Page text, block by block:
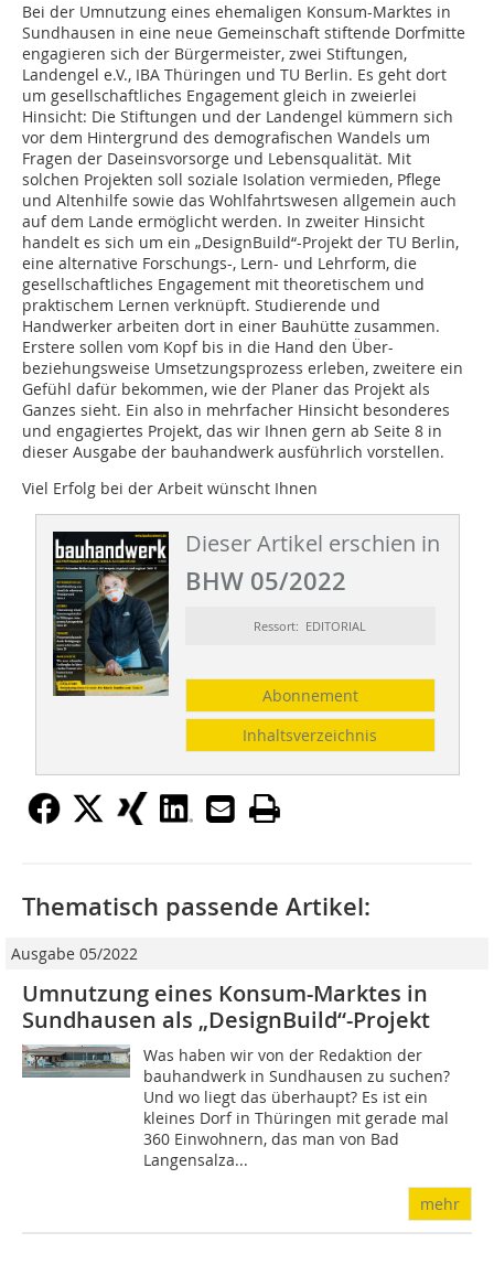
Bei der Umnutzung eines ehemaligen Konsum-Marktes in
Sundhausen in eine neue Gemeinschaft stiftende Dorfmitte
engagieren sich der Bürgermeister, zwei Stiftungen,
Landengel e.V., IBA Thüringen und TU Berlin. Es geht dort
um gesellschaftliches Engagement gleich in zweierlei
Hinsicht: Die Stiftungen und der Landengel kümmern sich
vor dem Hintergrund des demografischen Wandels um
Fragen der Daseinsvorsorge und Lebensqualität. Mit
solchen Projekten soll soziale Isolation vermieden, Pflege
und Altenhilfe sowie das Wohlfahrtswesen allgemein auch
auf dem Lande ermöglicht werden. In zweiter Hinsicht
handelt es sich um ein „DesignBuild“-Projekt der TU Berlin,
eine alternative Forschungs-, Lern- und Lehrform, die
gesellschaftliches Engagement mit theoretischem und
praktischem Lernen verknüpft. Studierende und
Handwerker arbeiten dort in einer Bauhütte zusammen.
Erstere sollen vom Kopf bis in die Hand den Über-
beziehungsweise Umsetzungsprozess erleben, zweitere ein
Gefühl dafür bekommen, wie der Planer das Projekt als
Ganzes sieht. Ein also in mehrfacher Hinsicht besonderes
und engagiertes Projekt, das wir Ihnen gern ab Seite 8 in
dieser Ausgabe der bauhandwerk ausführlich vorstellen.
Viel Erfolg bei der Arbeit wünscht Ihnen
Dieser Artikel erschien in
BHW 05/2022
Ressort: EDITORIAL
Abonnement
Inhaltsverzeichnis
Thematisch passende Artikel:
Ausgabe 05/2022
Umnutzung eines Konsum-Marktes in
Sundhausen als „DesignBuild“-Projekt
Was haben wir von der Redaktion der
bauhandwerk in Sundhausen zu suchen?
Und wo liegt das überhaupt? Es ist ein
kleines Dorf in Thüringen mit gerade mal
360 Einwohnern, das man von Bad
Langensalza...
mehr